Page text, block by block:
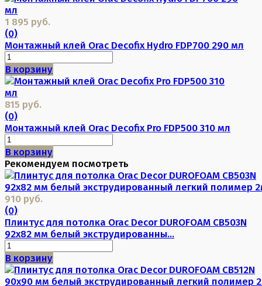
1 895 руб.
(0)
Монтажный клей Orac Decofix Hydro FDP700 290 мл
В корзину
815 руб.
(0)
Монтажный клей Orac Decofix Pro FDP500 310 мл
В корзину
Рекомендуем посмотреть
910 руб.
(0)
Плинтус для потолка Orac Decor DUROFOAM CB503N
92х82 мм белый экструдированны...
В корзину